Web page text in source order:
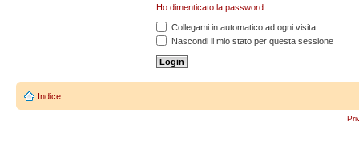
Ho dimenticato la password
Collegami in automatico ad ogni visita
Nascondi il mio stato per questa sessione
Indice